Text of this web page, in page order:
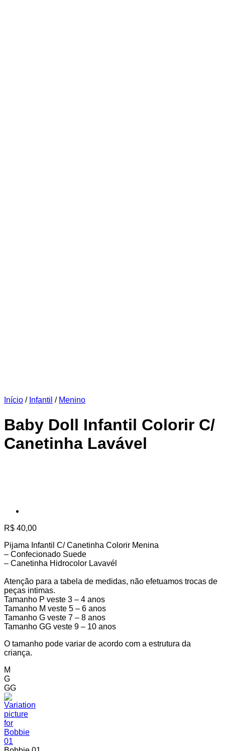
Início / Infantil / Menino
Baby Doll Infantil Colorir C/
Canetinha Lavável
R$ 40,00
Pijama Infantil C/ Canetinha Colorir Menina
– Confecionado Suede
– Canetinha Hidrocolor Lavavél
Atenção para a tabela de medidas, não efetuamos trocas de
peças intimas.
Tamanho P veste 3 – 4 anos
Tamanho M veste 5 – 6 anos
Tamanho G veste 7 – 8 anos
Tamanho GG veste 9 – 10 anos
O tamanho pode variar de acordo com a estrutura da
criança.
M
G
GG